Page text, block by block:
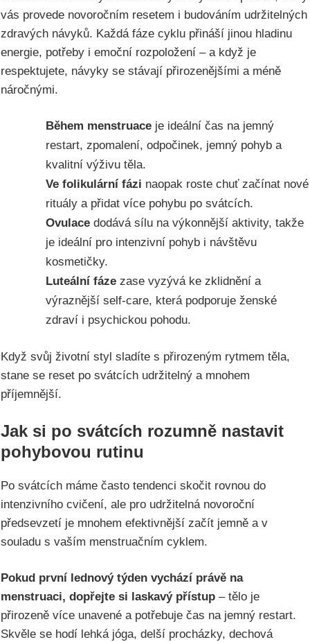
vás provede novoročním resetem i budováním udržitelných
zdravých návyků. Každá fáze cyklu přináší jinou hladinu
energie, potřeby i emoční rozpoložení – a když je
respektujete, návyky se stávají přirozenějšími a méně
náročnými.
Během menstruace je ideální čas na jemný
restart, zpomalení, odpočinek, jemný pohyb a
kvalitní výživu těla.
Ve folikulární fázi naopak roste chuť začínat nové
rituály a přidat více pohybu po svátcích.
Ovulace dodává sílu na výkonnější aktivity, takže
je ideální pro intenzivní pohyb i návštěvu
kosmetičky.
Luteální fáze zase vyzývá ke zklidnění a
výraznější self-care, která podporuje ženské
zdraví i psychickou pohodu.
Když svůj životní styl sladíte s přirozeným rytmem těla,
stane se reset po svátcích udržitelný a mnohem
příjemnější.
Jak si po svátcích rozumně nastavit
pohybovou rutinu
Po svátcích máme často tendenci skočit rovnou do
intenzivního cvičení, ale pro udržitelná novoroční
předsevzetí je mnohem efektivnější začít jemně a v
souladu s vaším menstruačním cyklem.
Pokud první lednový týden vychází právě na
menstruaci, dopřejte si laskavý přístup – tělo je
přirozeně více unavené a potřebuje čas na jemný restart.
Skvěle se hodí lehká jóga, delší procházky, dechová